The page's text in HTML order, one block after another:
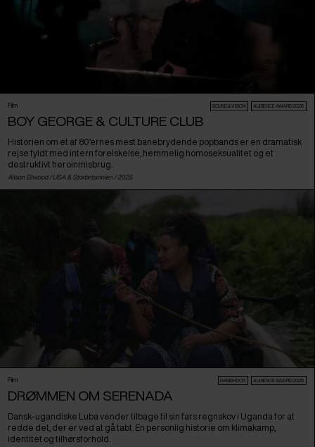
Film SOUND & VISION AUDIENCE AWARD 2026
BOY GEORGE & CULTURE CLUB
Historien om et af 80’ernes mest banebrydende popbands er en dramatisk
rejse fyldt med intern forelskelse, hemmelig homoseksualitet og et
destruktivt heroinmisbrug.
Alison Ellwood / USA & Storbritannien / 2025
Film DANISH:DOX AUDIENCE AWARD 2026
DRØMMEN OM SERENADA
Dansk-ugandiske Luba vender tilbage til sin fars regnskov i Uganda for at
redde det, der er ved at gå tabt. En personlig historie om klimakamp,
identitet og tilhørsforhold.